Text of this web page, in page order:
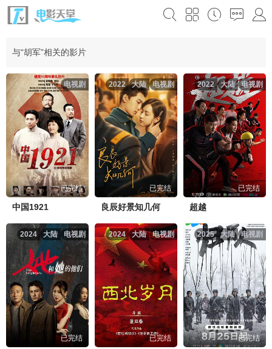
与“胡军”相关的影片
电视剧
已完结
中国1921
电视剧
大陆
2022
已完结
良辰好景知几何
电视剧
大陆
2022
已完结
超越
电视剧
大陆
2024
已完结
电视剧
大陆
2024
已完结
电视剧
大陆
2025
已完结